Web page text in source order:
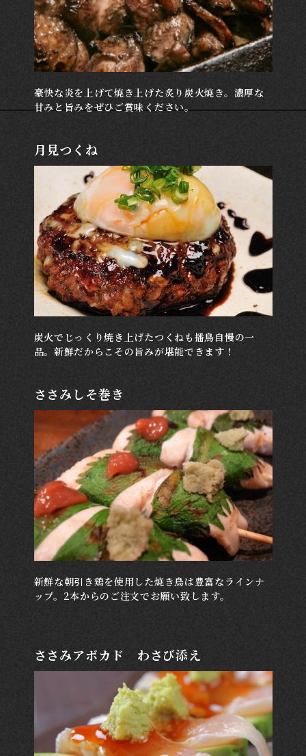
豪快な炎を上げて焼き上げた炙り炭火焼き。濃厚な
甘みと旨みをぜひご賞味ください。
月見つくね
炭火でじっくり焼き上げたつくねも播鳥自慢の一
品。新鮮だからこその旨みが堪能できます！
ささみしそ巻き
新鮮な朝引き鶏を使用した焼き鳥は豊富なラインナ
ップ。2本からのご注文でお願い致します。
ささみアボカド わさび添え